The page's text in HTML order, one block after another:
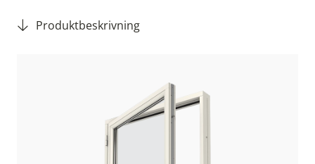
Produktbeskrivning